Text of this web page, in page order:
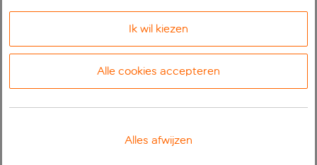
Ik wil kiezen
Alle cookies accepteren
Alles afwijzen